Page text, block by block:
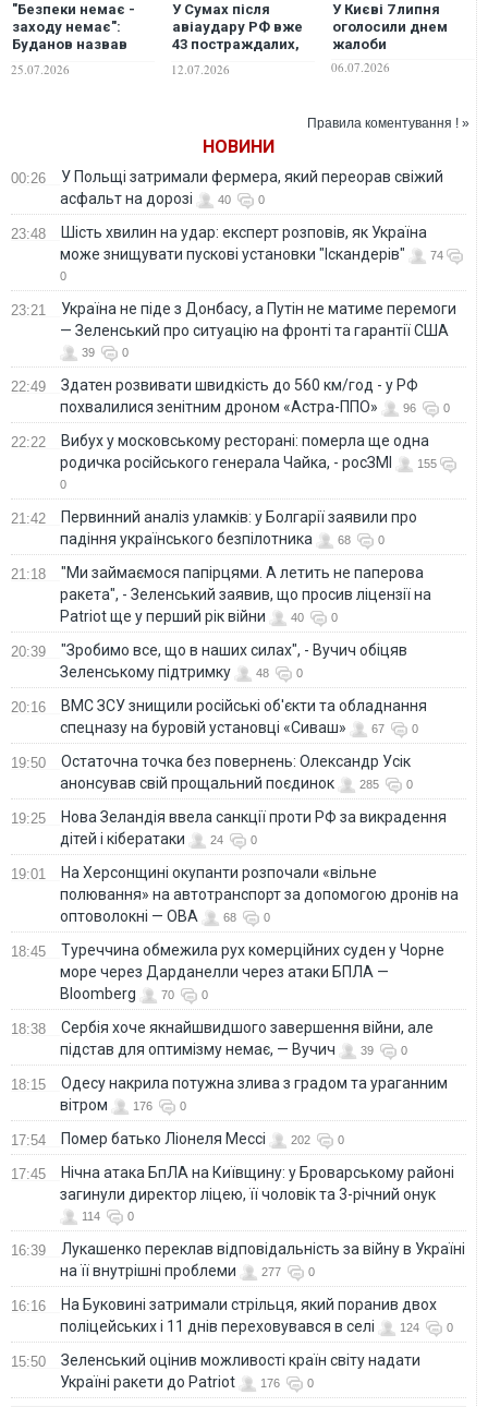
"Безпеки немає -
заходу немає":
Буданов назвав
тих, хто має
відповісти за
25.07.2026
У Сумах після
авіаудару РФ вже
43 постраждалих,
п’ятеро у важкому
стані, - ОВА
12.07.2026
У Києві 7 липня
оголосили днем
жалоби
06.07.2026
Правила коментування ! »
НОВИНИ
00:26
У Польщі затримали фермера, який переорав свіжий
асфальт на дорозі
40 0
23:48
Шість хвилин на удар: експерт розповів, як Україна
може знищувати пускові установки "Іскандерів"
74
0
23:21
Україна не піде з Донбасу, а Путін не матиме перемоги
— Зеленський про ситуацію на фронті та гарантії США
39 0
22:49
Здатен розвивати швидкість до 560 км/год - у РФ
похвалилися зенітним дроном «Астра-ППО»
96 0
22:22
Вибух у московському ресторані: померла ще одна
родичка російського генерала Чайка, - росЗМІ
155
0
21:42
Первинний аналіз уламків: у Болгарії заявили про
падіння українського безпілотника
68 0
21:18
"Ми займаємося папірцями. А летить не паперова
ракета", - Зеленський заявив, що просив ліцензії на
Patriot ще у перший рік війни
40 0
20:39
"Зробимо все, що в наших силах", - Вучич обіцяв
Зеленському підтримку
48 0
20:16
ВМС ЗСУ знищили російські об'єкти та обладнання
спецназу на буровій установці «Сиваш»
67 0
19:50
Остаточна точка без повернень: Олександр Усік
анонсував свій прощальний поєдинок
285 0
19:25
Нова Зеландія ввела санкції проти РФ за викрадення
дітей і кібератаки
24 0
19:01
На Херсонщині окупанти розпочали «вільне
полювання» на автотранспорт за допомогою дронів на
оптоволокні — ОВА
68 0
18:45
Туреччина обмежила рух комерційних суден у Чорне
море через Дарданелли через атаки БПЛА —
Bloomberg
70 0
18:38
Сербія хоче якнайшвидшого завершення війни, але
підстав для оптимізму немає, — Вучич
39 0
18:15
Одесу накрила потужна злива з градом та ураганним
вітром
176 0
17:54 Помер батько Ліонеля Мессі 202 0
17:45
Нічна атака БпЛА на Київщину: у Броварському районі
загинули директор ліцею, її чоловік та 3-річний онук
114 0
16:39
Лукашенко переклав відповідальність за війну в Україні
на її внутрішні проблеми
277 0
16:16
На Буковині затримали стрільця, який поранив двох
поліцейських і 11 днів переховувався в селі
124 0
15:50
Зеленський оцінив можливості країн світу надати
Україні ракети до Patriot
176 0